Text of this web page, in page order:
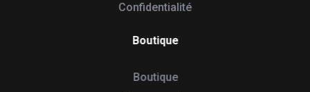
Confidentialité
Boutique
Boutique